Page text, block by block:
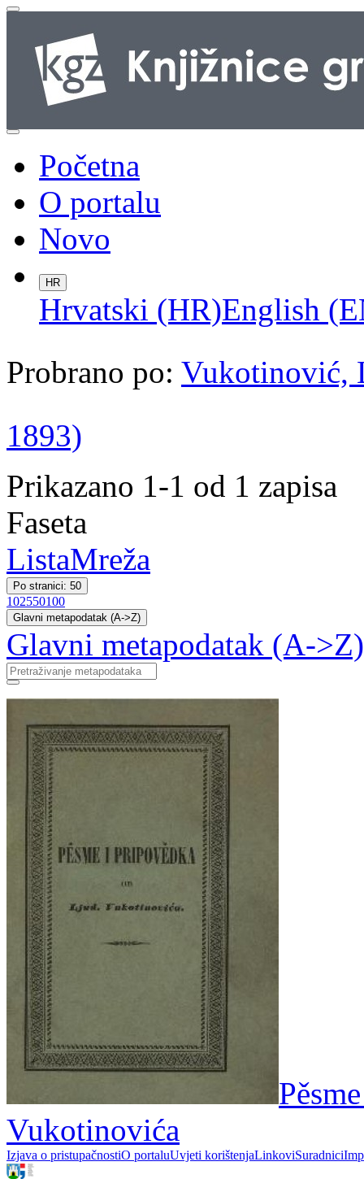
Početna
O portalu
Novo
HR
Hrvatski (HR)English
Probrano po: Vukotinović,
1893)
Prikazano 1-1 od 1 zapisa
Faseta
ListaMreža
Po stranici: 50
102550100
Glavni metapodatak (A->Z)
Glavni metapodatak (A->Z)
Vukotinovića
Izjava o pristupačnostiO portaluUvjeti korištenjaLinkoviSuradnici